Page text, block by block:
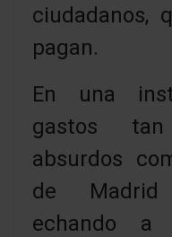
ciudadanos,
pagan.
En una
gastos
absurdos
de Madrid
echando